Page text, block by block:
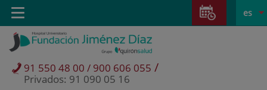
Saltar al contenido
Saltar
contenido
activo
es
91 550 48 00 / 900 606 055 /
Privados: 91 090 05 16
Toggle
navigation